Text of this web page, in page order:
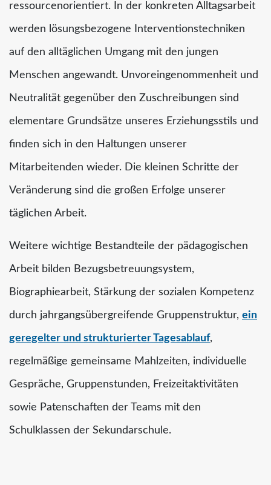
ressourcenorientiert. In der konkreten Alltagsarbeit
werden lösungsbezogene Interventionstechniken
auf den alltäglichen Umgang mit den jungen
Menschen angewandt. Unvoreingenommenheit und
Neutralität gegenüber den Zuschreibungen sind
elementare Grundsätze unseres Erziehungsstils und
finden sich in den Haltungen unserer
Mitarbeitenden wieder. Die kleinen Schritte der
Veränderung sind die großen Erfolge unserer
täglichen Arbeit.
Weitere wichtige Bestandteile der pädagogischen
Arbeit bilden Bezugsbetreuungsystem,
Biographiearbeit, Stärkung der sozialen Kompetenz
durch jahrgangsübergreifende Gruppenstruktur, ein
geregelter und strukturierter Tagesablauf,
regelmäßige gemeinsame Mahlzeiten, individuelle
Gespräche, Gruppenstunden, Freizeitaktivitäten
sowie Patenschaften der Teams mit den
Schulklassen der Sekundarschule.